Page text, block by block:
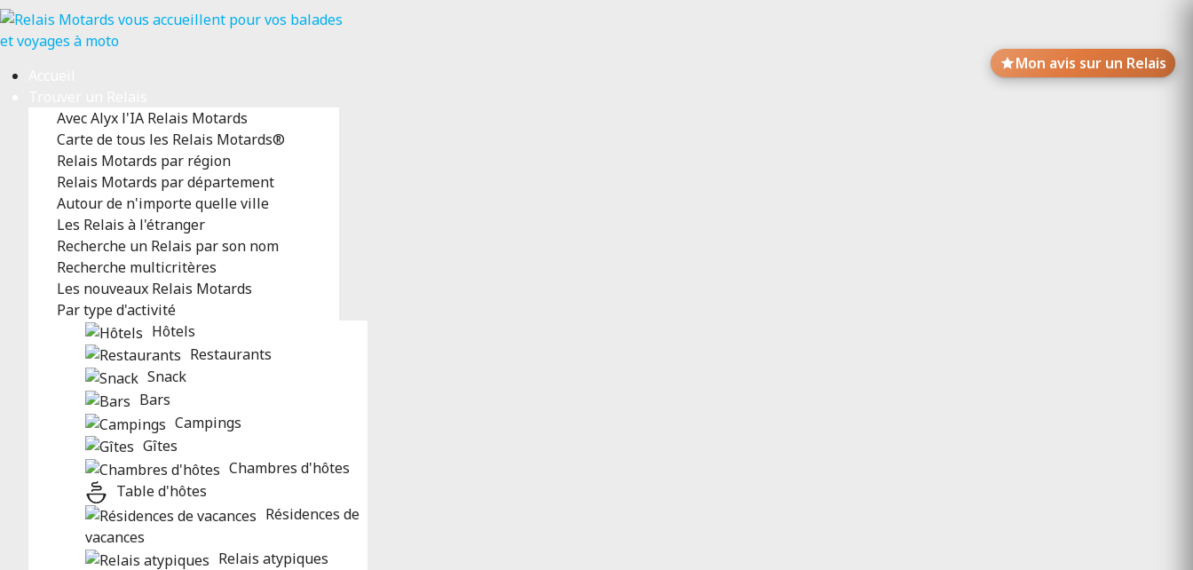
Mon avis sur un Relais
Avec Alyx l'IA Relais Motards
Carte de tous les Relais Motards®
Relais Motards par région
Relais Motards par département
Autour de n'importe quelle ville
Les Relais à l'étranger
Recherche un Relais par son nom
Recherche multicritères
Les nouveaux Relais Motards
Par type d'activité
Hôtels
Restaurants
Snack
Bars
Campings
Gîtes
Chambres d'hôtes
Table d'hôtes
Résidences de
vacances
Relais atypiques